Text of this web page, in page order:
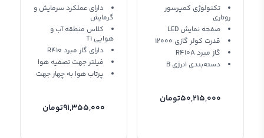
تکنولوژی کمپرسور
روتاری
صفحه نمایش LED
قدرت کولر گازی 12000
گاز مبرد R410A
دسته‌بندی انرژی B
50,215,000تومان
24UR4SBBTG01
دارای عملکرد سرمایش و
گرمایش
کلاس منطقه آب و
هوایی T1
دارای گاز مبرد R410
فیلتر جهت تصفیه هوا
پرتاب هوا به چهار جهت
91,355,000تومان